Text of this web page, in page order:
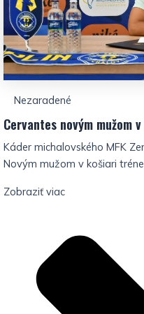
Nezaradené
Cervantes novým mužom
Káder michalovského MFK
Novým mužom v košiari
Zobraziť viac